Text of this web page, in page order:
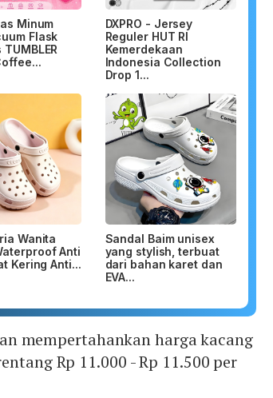
Minum
Flask
DXPRO - Jersey
Reguler HUT RI
Kemerdekaan
Indonesia Collection
Drop 1...
Wanita
Anti
Kering Anti...
Sandal Baim unisex
yang stylish, terbuat
dari bahan karet dan
EVA...
mempertahankan harga kacang
Rp 11.000 - Rp 11.500 per